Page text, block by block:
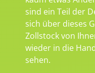
sind ein Teil der
sich über dieses
Zollstock von
wieder in die
sehen.